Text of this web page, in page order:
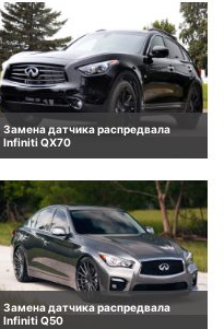
Замена датчика распредвала
Infiniti QX70
Замена датчика распредвала
Infiniti Q50